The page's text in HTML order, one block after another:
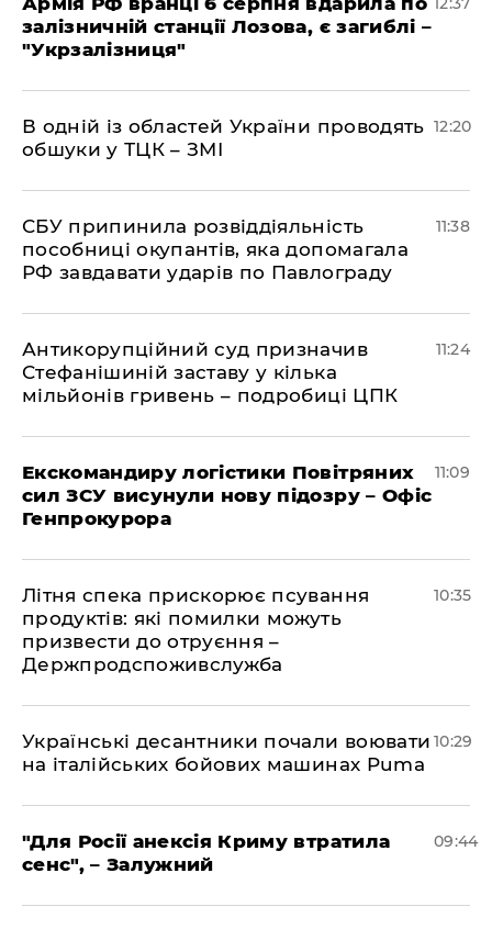
залізничній станції Лозова, є загиблі –
"Укрзалізниця"
В одній із областей України проводять
обшуки у ТЦК – ЗМІ
12:20
СБУ припинила розвіддіяльність
пособниці окупантів, яка допомагала
РФ завдавати ударів по Павлограду
11:38
Антикорупційний суд призначив
Стефанішиній заставу у кілька
мільйонів гривень – подробиці ЦПК
11:24
Екскомандиру логістики Повітряних
сил ЗСУ висунули нову підозру – Офіс
Генпрокурора
11:09
Літня спека прискорює псування
продуктів: які помилки можуть
призвести до отруєння –
Держпродспоживслужба
10:35
Українські десантники почали воювати
на італійських бойових машинах Puma
10:29
"Для Росії анексія Криму втратила
сенс", – Залужний
09:44